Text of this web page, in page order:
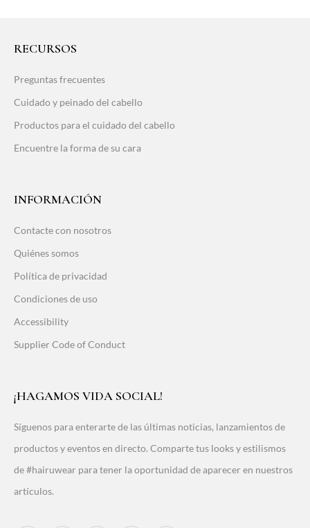
RECURSOS
Preguntas frecuentes
Cuidado y peinado del cabello
Productos para el cuidado del cabello
Encuentre la forma de su cara
INFORMACIÓN
Contacte con nosotros
Quiénes somos
Política de privacidad
Condiciones de uso
Accessibility
Supplier Code of Conduct
¡HAGAMOS VIDA SOCIAL!
Síguenos para enterarte de las últimas noticias, lanzamientos de
productos y eventos en directo. Comparte tus looks y estilismos
de #hairuwear para tener la oportunidad de aparecer en nuestros
artículos.